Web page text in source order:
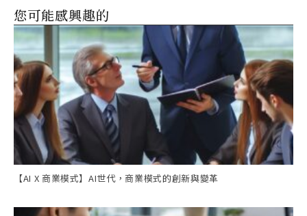
您可能感興趣的
【AI X 商業模式】AI世代，商業模式的創新與變革